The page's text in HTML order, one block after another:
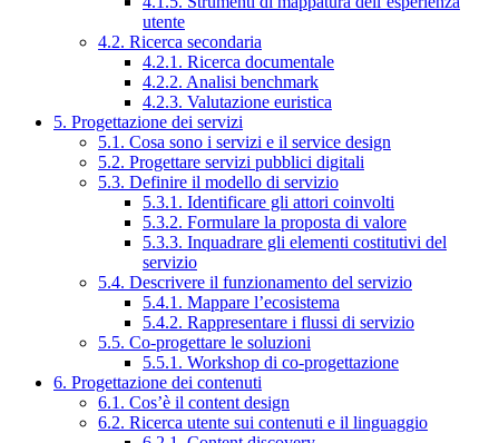
utente
4.2. Ricerca secondaria
4.2.1. Ricerca documentale
4.2.2. Analisi benchmark
4.2.3. Valutazione euristica
5. Progettazione dei servizi
5.1. Cosa sono i servizi e il service design
5.2. Progettare servizi pubblici digitali
5.3. Definire il modello di servizio
5.3.1. Identificare gli attori coinvolti
5.3.2. Formulare la proposta di valore
5.3.3. Inquadrare gli elementi costitutivi del
servizio
5.4. Descrivere il funzionamento del servizio
5.4.1. Mappare l’ecosistema
5.4.2. Rappresentare i flussi di servizio
5.5. Co-progettare le soluzioni
5.5.1. Workshop di co-progettazione
6. Progettazione dei contenuti
6.1. Cos’è il content design
6.2. Ricerca utente sui contenuti e il linguaggio